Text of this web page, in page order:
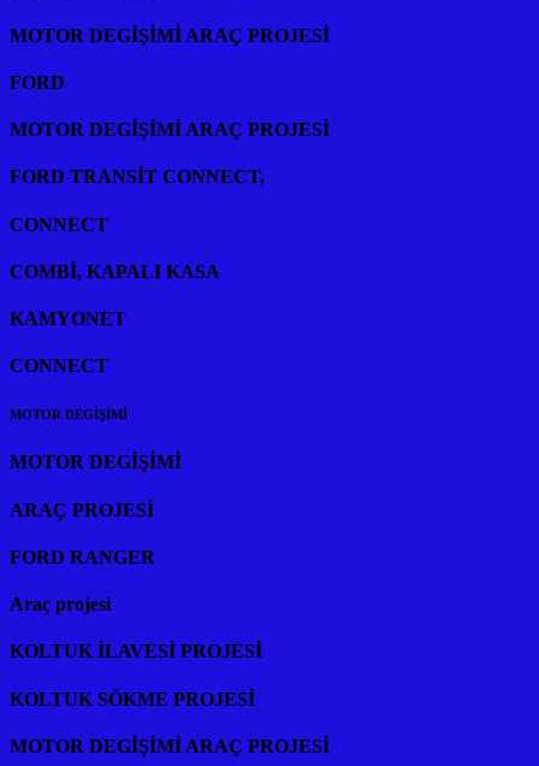
MOTOR DEGİŞİMİ ARAÇ PROJESİ
FORD
MOTOR DEGİŞİMİ ARAÇ PROJESİ
FORD TRANSİT CONNECT,
CONNECT
COMBİ, KAPALI KASA
KAMYONET
CONNECT
MOTOR DEGİŞİMİ
MOTOR DEGİŞİMİ
ARAÇ PROJESİ
FORD RANGER
Araç projesi
KOLTUK İLAVESİ PROJESİ
KOLTUK SÖKME PROJESİ
MOTOR DEGİŞİMİ ARAÇ PROJESİ